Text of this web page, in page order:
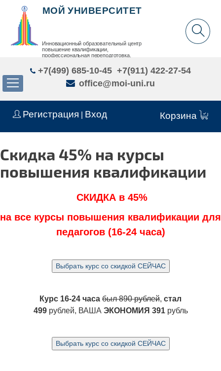
Регистрация Вход Корзина
МОЙ УНИВЕРСИТЕТ
Инновационный образовательный центр
повышение квалификации,
профессиональная переподготовка,
+7(499) 685-10-45 +7(911) 422-27-54
office@moi-uni.ru
Скидка 45% на курсы
повышения квалификации
СКИДКА в 45%
на все курсы повышения квалификации для
педагогов (16-24 часа)
Курс 16-24 часа был 890 рублей, стал
499рублей, ВАША ЭКОНОМИЯ 391 рубль